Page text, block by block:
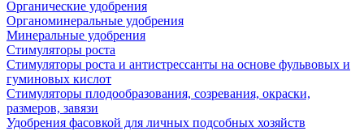
Органические удобрения
Органоминеральные удобрения
Минеральные удобрения
Стимуляторы роста
Стимуляторы роста и антистрессанты на основе фульвовых и
гуминовых кислот
Стимуляторы плодообразования, созревания, окраски,
размеров, завязи
Удобрения фасовкой для личных подсобных хозяйств